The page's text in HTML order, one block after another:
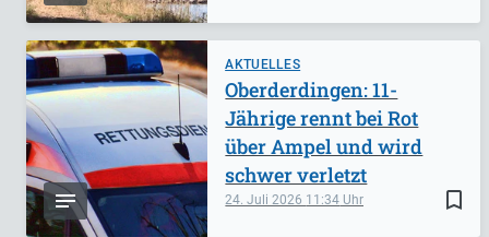
AKTUELLES
bookmark_border
24. Juli 2026 11:34
Oberderdingen: 11-
Jährige rennt bei Rot
über Ampel und wird
schwer verletzt